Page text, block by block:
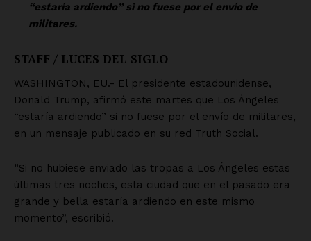
“estaría ardiendo” si no fuese por el envío de
militares.
STAFF / LUCES DEL SIGLO
WASHINGTON, EU.- El presidente estadounidense,
Donald Trump, afirmó este martes que Los Ángeles
“estaría ardiendo” si no fuese por el envío de militares,
en un mensaje publicado en su red Truth Social.
“Si no hubiese enviado las tropas a Los Ángeles estas
últimas tres noches, esta ciudad que en el pasado era
grande y bella estaría ardiendo en este mismo
momento”, escribió.